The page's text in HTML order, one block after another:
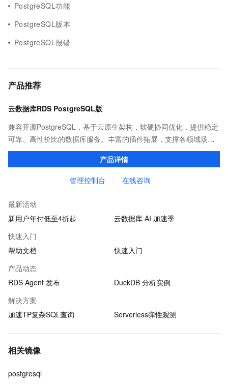
PostgreSQL功能
PostgreSQL版本
PostgreSQL报错
产品推荐
云数据库RDS PostgreSQL版
兼容开源PostgreSQL，基于云原生架构，软硬协同优化，提供稳定
可靠、高性价比的数据库服务。丰富的插件拓展，支撑各领域场景
化业务。
产品详情
管理控制台 在线咨询
最新活动
新用户年付低至4折起
云数据库 AI 加速季
快速入门
帮助文档
快速入门
产品动态
RDS Agent 发布
DuckDB 分析实例
解决方案
加速TP复杂SQL查询
Serverless弹性观测
相关镜像
postgresql